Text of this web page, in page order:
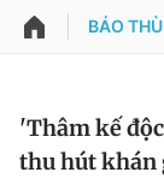
QUẢNG CÁO
Thông tin
Đổi mật
BÁO THÙ
'Thâm kế
thu hút khán